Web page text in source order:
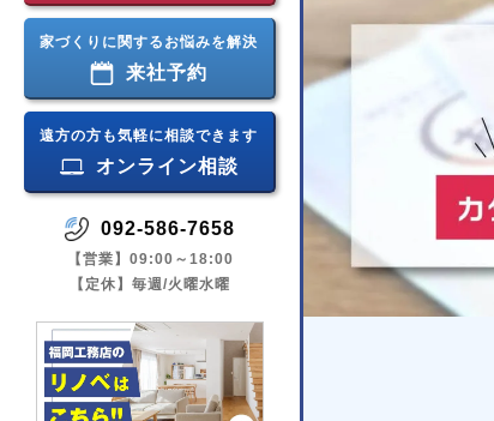
家づくりに関するお悩みを解決
来社予約
遠方の方も気軽に相談できます
オンライン相談
092-586-7658
【営業】09:00～18:00
【定休】毎週/火曜水曜